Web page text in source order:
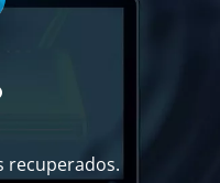
recuperados.